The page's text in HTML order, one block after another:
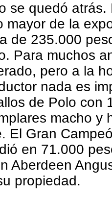
se quedó
mayor de la
de 235.000
Para muchos
pero a la
nada es
de Polo con
macho y
El Gran
en 71.000
Aberdeen
propiedad.